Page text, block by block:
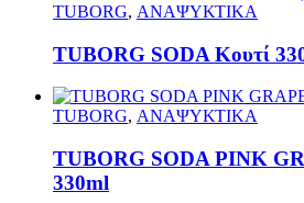
TUBORG, ΑΝΑΨΥΚΤΙΚΑ
TUBORG SODA Κουτί
TUBORG, ΑΝΑΨΥΚΤΙΚΑ
TUBORG SODA PINK
330ml